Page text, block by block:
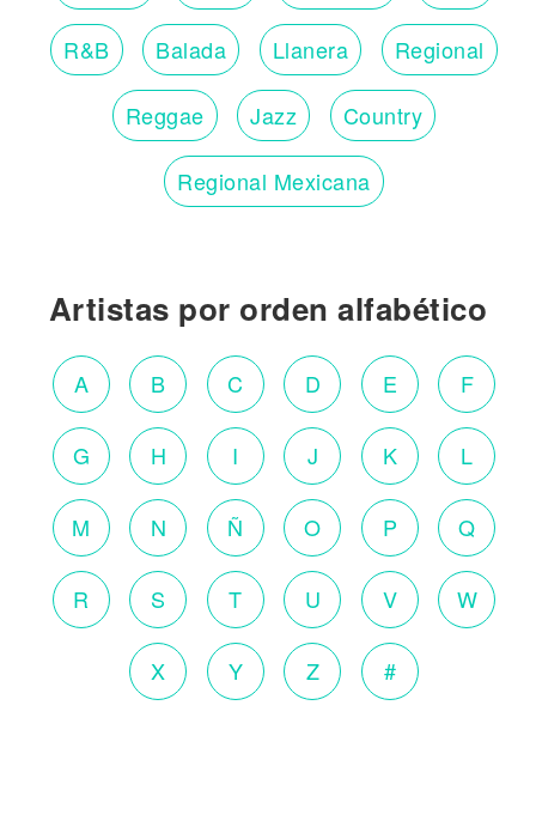
R&B Balada Llanera Regional
Reggae Jazz Country
Regional Mexicana
Artistas por orden alfabético
A B C D E F
G H I J K L
M N Ñ O P Q
R S T U V W
X Y Z #